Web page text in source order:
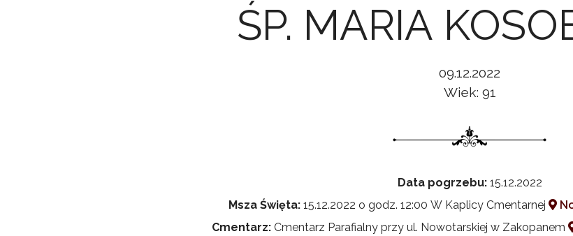
ŚP. MARIA
09.12.2022
Wiek: 91
Data pogrzebu:15.12.2022
Msza Święta: 15.12.2022 o godz. 12:00 W Kaplicy Cmentarnej
Cmentarz: Cmentarz Parafialny przy ul. Nowotarskiej w Zakopanem